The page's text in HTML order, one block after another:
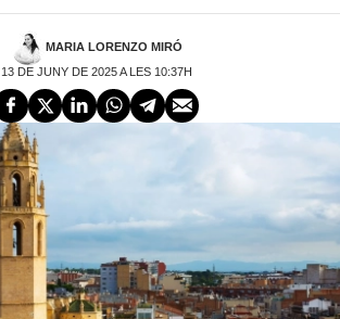
MARIA LORENZO MIRÓ
13 DE JUNY DE 2025 A LES 10:37H